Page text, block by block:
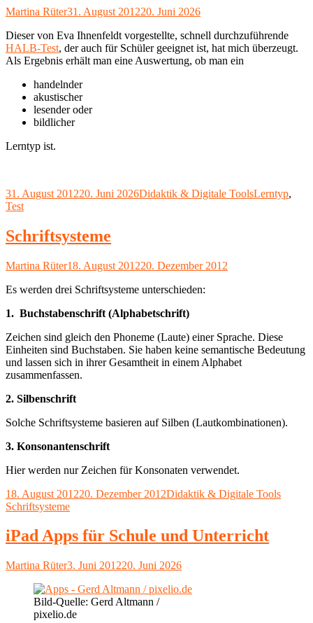
Autor
Martina RüterVeröffentlicht
31. August 201220. Juni 2026
Dieser von Eva Ihnenfeldt vorgestellte, schnell durchzuführende
HALB-Test, der auch für Schüler geeignet ist, hat mich überzeugt.
Als Ergebnis erhält man eine Auswertung, ob man ein
handelnder
akustischer
lesender oder
bildlicher
Lerntyp ist.
Veröffentlicht
am
31. August 201220. Juni 2026Kategorien
Didaktik & Digitale ToolsSchlagwörter
Lerntyp,
Test
Schriftsysteme
Autor
Martina RüterVeröffentlicht
18. August 201220. Dezember 2012
Es werden drei Schriftsysteme unterschieden:
1. Buchstabenschrift (Alphabetschrift)
Zeichen sind gleich den Phoneme (Laute) einer Sprache. Diese
Einheiten sind Buchstaben. Sie haben keine semantische Bedeutung
und lassen sich in ihrer Gesamtheit in einem Alphabet
zusammenfassen.
2. Silbenschrift
Solche Schriftsysteme basieren auf Silben (Lautkombinationen).
3. Konsonantenschrift
Hier werden nur Zeichen für Konsonaten verwendet.
Veröffentlicht
am
18. August 201220. Dezember 2012Kategorien
Didaktik & Digitale Tools
Schriftsysteme
iPad Apps für Schule und Unterricht
Autor
Martina RüterVeröffentlicht
3. Juni 201220. Juni 2026
Bild-Quelle: Gerd Altmann /
pixelio.de